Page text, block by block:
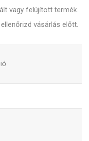
vagy felújított termék.
vásárlás előtt.